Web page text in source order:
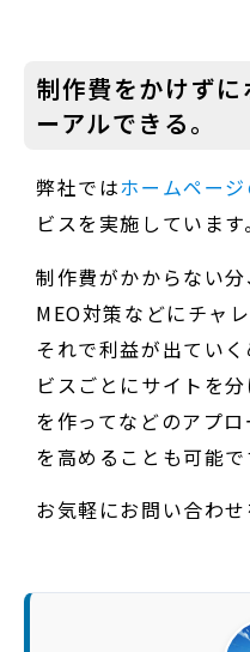
制作費をかけず
ーアルできる。
弊社ではホームペー
ビスを実施しています。
制作費がかからない分
MEO対策などにチャ
それで利益が出てい
ビスごとにサイトを
を作ってなどのアプ
を高めることも可能で
お気軽にお問い合わせ